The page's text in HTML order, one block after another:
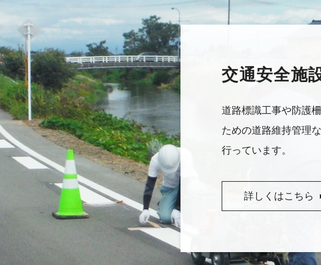
交通安全施
道路標識工事や防護
ための道路維持管理
行っています。
詳しくはこちら